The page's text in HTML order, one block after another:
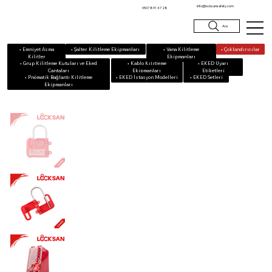
0507 891 47 28 info@locksansafety.com
Ara
• Emniyet Asma
Kilitler
• Grup Kilitleme Kutuları ve Eked
Çantaları
• Şalter Kilitleme Ekipmanları
• Kablo Kilitleme
Ekipmanları
• Vana Kilitleme
Ekipmanları
• Pnömatik Bağlantı Kilitleme
Ekipmanları
• Çoklandırıcılar
• EKED Uyarı
Etiketleri
• EKED Setleri
• EKED İstasyon Modelleri